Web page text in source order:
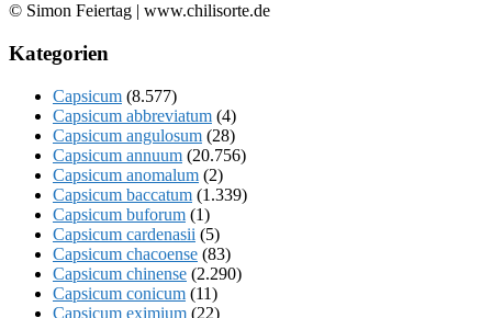
© Simon Feiertag | www.chilisorte.de
Kategorien
Capsicum (8.577)
Capsicum abbreviatum (4)
Capsicum angulosum (28)
Capsicum annuum (20.756)
Capsicum anomalum (2)
Capsicum baccatum (1.339)
Capsicum buforum (1)
Capsicum cardenasii (5)
Capsicum chacoense (83)
Capsicum chinense (2.290)
Capsicum conicum (11)
Capsicum eximium (22)